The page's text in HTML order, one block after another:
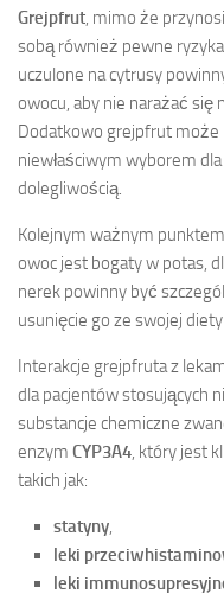
Grejpfrut, mimo że
sobą również pewne
uczulone na cytrusy
owocu, aby nie narażać się
Dodatkowo grejpfrut może
niewłaściwym wyborem
dolegliwością.
Kolejnym ważnym
owoc jest bogaty w potas,
nerek powinny być
usunięcie go ze swojej diety.
Interakcje grejpfruta z
dla pacjentów stosujących
substancje chemiczne
enzym CYP3A4, który jest
takich jak:
statyny,
leki
leki